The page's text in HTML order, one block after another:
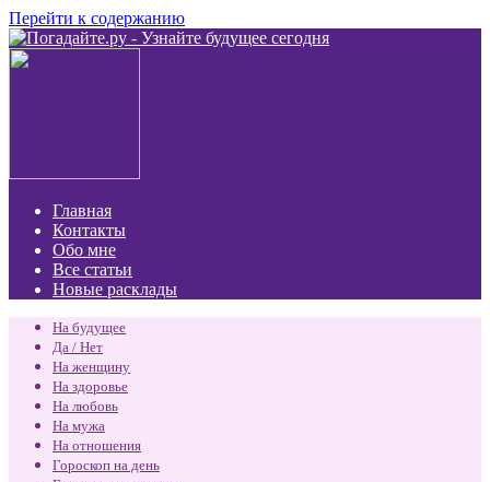
Перейти к содержанию
Главная
Контакты
Обо мне
Все статьи
Новые расклады
На будущее
Да / Нет
На женщину
На здоровье
На любовь
На мужа
На отношения
Гороскоп на день